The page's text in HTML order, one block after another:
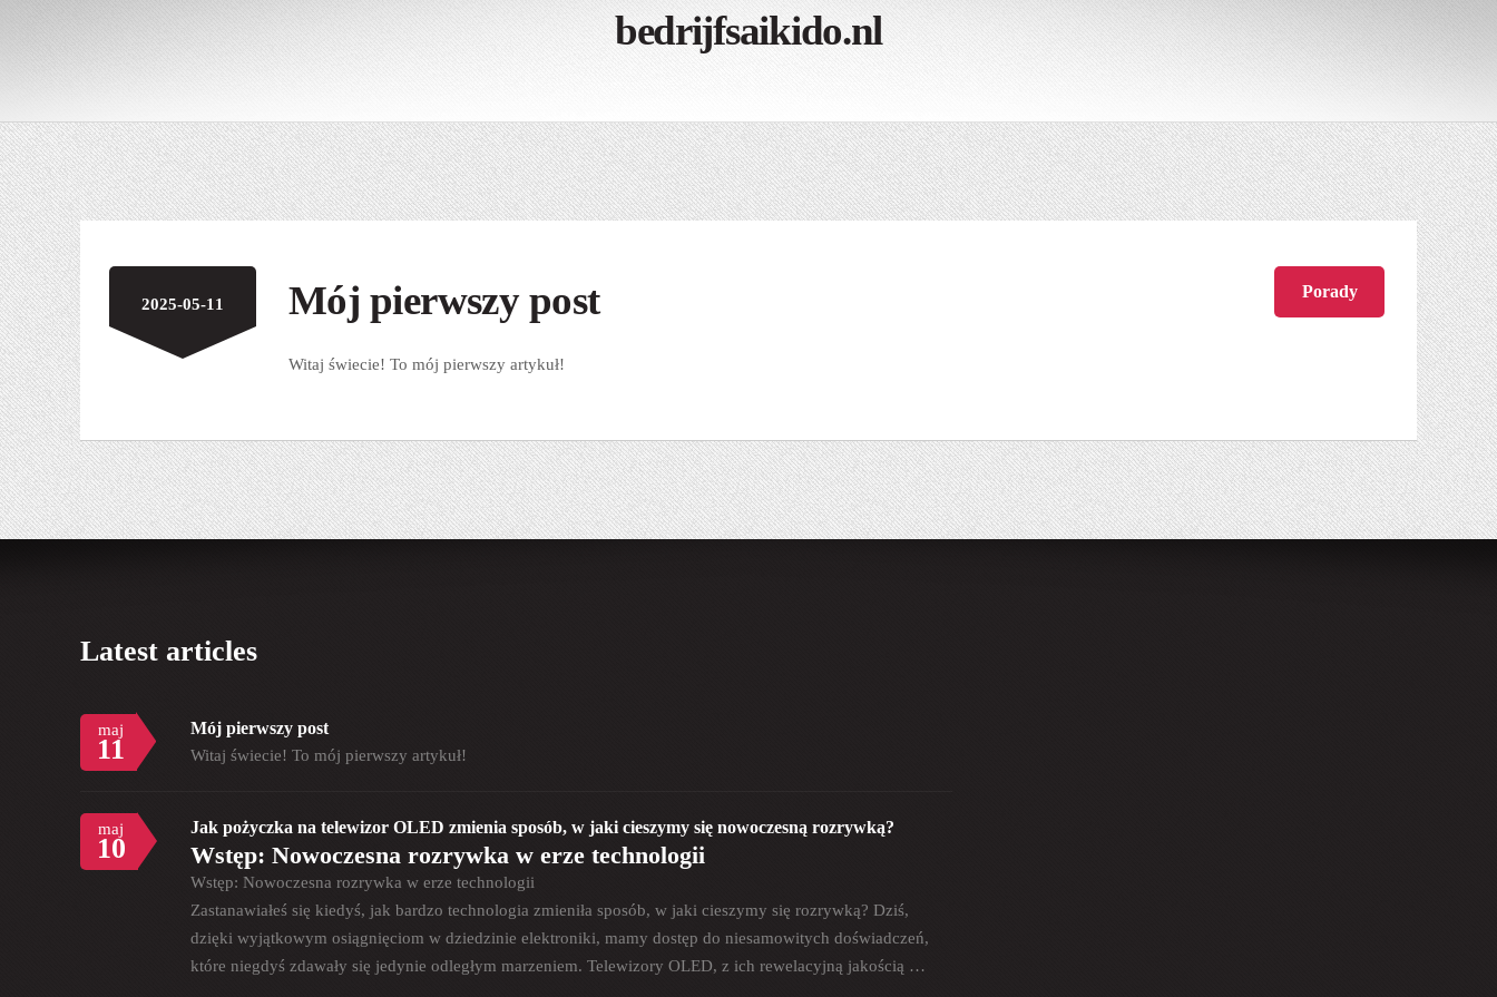
bedrijfsaikido.nl
Porady
2025-05-11 Mój pierwszy post
Witaj świecie! To mój pierwszy artykuł!
Latest articles
maj
11
Mój pierwszy post
Witaj świecie! To mój pierwszy artykuł!
maj
10
Jak pożyczka na telewizor OLED zmienia sposób, w jaki cieszymy się nowoczesną rozrywką?
Wstęp: Nowoczesna rozrywka w erze technologii
Wstęp: Nowoczesna rozrywka w erze technologii
Zastanawiałeś się kiedyś, jak bardzo technologia zmieniła sposób, w jaki cieszymy się rozrywką? Dziś,
dzięki wyjątkowym osiągnięciom w dziedzinie elektroniki, mamy dostęp do niesamowitych doświadczeń,
które niegdyś zdawały się jedynie odległym marzeniem. Telewizory OLED, z ich rewelacyjną jakością …